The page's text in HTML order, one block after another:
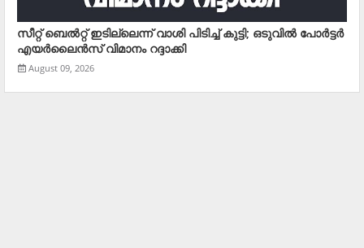
സീറ്റ് ബെല്‍റ്റ് ഇടില്ലെന്ന് വാശി പിടിച്ച് കുട്ടി; ഒടുവില്‍ പോര്‍ട്ടര്‍
എയര്‍ലൈന്‍സ് വിമാനം റദ്ദാക്കി
August 09, 2026